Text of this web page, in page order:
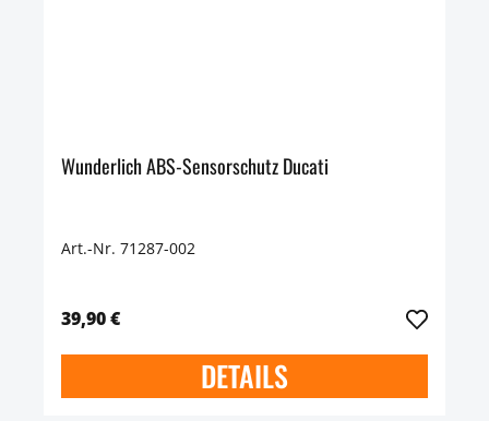
Wunderlich ABS-Sensorschutz Ducati
Art.-Nr. 71287-002
39,90 €
DETAILS